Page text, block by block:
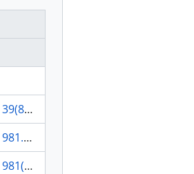
39(811.1) / S192p / 1997 - Os povos indígenas de Rondônia
981.13(811.1) / T266h / 2001 - História regional: Rondônia.
981(811.1) / O48h / 2001 - História Desenvolvimento e colonização do Estado de Rondônia